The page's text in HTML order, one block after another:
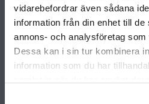
vidarebefordrar även sådana
information från din enhet till
annons- och analysföretag
Dessa kan i sin tur kombinera
information som du har
ALLA VÅRA HUSMODELLER
UNIKA HUS
FAMILJÄRKOLLEKTIONEN
FRITIDSHUS